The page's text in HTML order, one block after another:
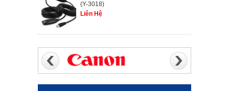
(Y-3018)
Liên Hệ